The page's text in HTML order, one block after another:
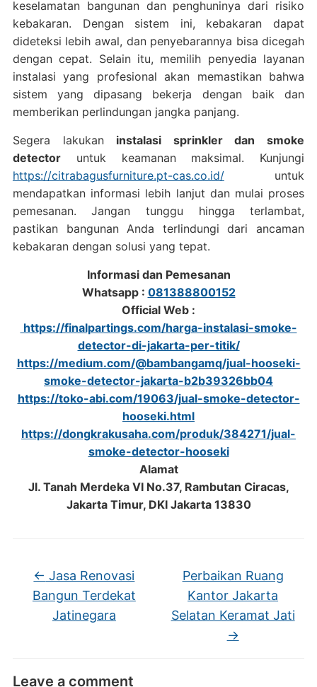
keselamatan bangunan dan penghuninya dari risiko
kebakaran. Dengan sistem ini, kebakaran dapat
dideteksi lebih awal, dan penyebarannya bisa dicegah
dengan cepat. Selain itu, memilih penyedia layanan
instalasi yang profesional akan memastikan bahwa
sistem yang dipasang bekerja dengan baik dan
memberikan perlindungan jangka panjang.
Segera lakukan instalasi sprinkler dan smoke
detectoruntuk keamanan maksimal. Kunjungi
https://citrabagusfurniture.pt-cas.co.id/untuk
mendapatkan informasi lebih lanjut dan mulai proses
pemesanan. Jangan tunggu hingga terlambat,
pastikan bangunan Anda terlindungi dari ancaman
kebakaran dengan solusi yang tepat.
Informasi dan Pemesanan
Whatsapp : 081388800152
Official Web :
https://finalpartings.com/harga-instalasi-smoke-
detector-di-jakarta-per-titik/
https://medium.com/@bambangamq/jual-hooseki-
smoke-detector-jakarta-b2b39326bb04
https://toko-abi.com/19063/jual-smoke-detector-
hooseki.html
https://dongkrakusaha.com/produk/384271/jual-
smoke-detector-hooseki
Alamat
Jl. Tanah Merdeka VI No.37, Rambutan Ciracas,
Jakarta Timur, DKI Jakarta 13830
← Jasa Renovasi
Bangun Terdekat
Jatinegara
Perbaikan Ruang
Kantor Jakarta
Selatan Keramat Jati
→
Leave a comment